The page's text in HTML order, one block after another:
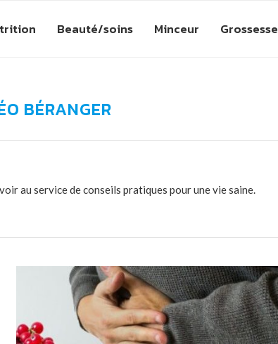
Beauté/soins Minceur Grossesse
BÉRANGER
au service de conseils pratiques pour une vie saine.